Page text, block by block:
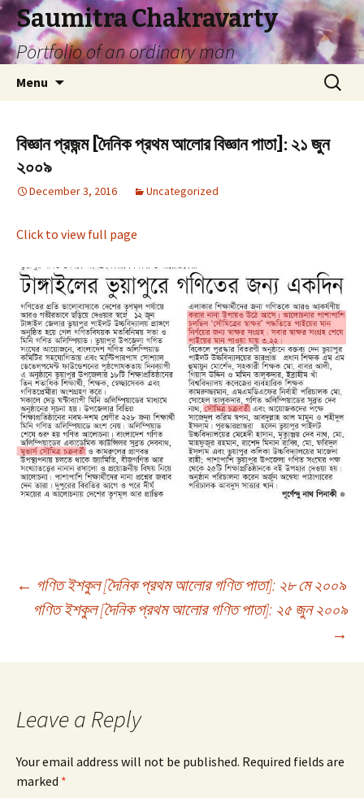
Saumitra Chakravarty
Portfolio of an ordinary man
Menu
Search
for:
বিজ্ঞান প্রজন্ম [দৈনিক প্রথম আলোর বিজ্ঞান পাতা]: ২১ জুন
২০০৯
December 3, 2016 Uncategorized
Click to view full page
Post
← গণিত ইশকুল [দৈনিক প্রথম আলোর গণিত পাতা]: ২৮ মে ২০০৯
গণিত ইশকুল [দৈনিক প্রথম আলোর গণিত পাতা]: ২৫ জুন ২০০৯
→
Leave a Reply
Your email address will not be published. Required fields are
marked *